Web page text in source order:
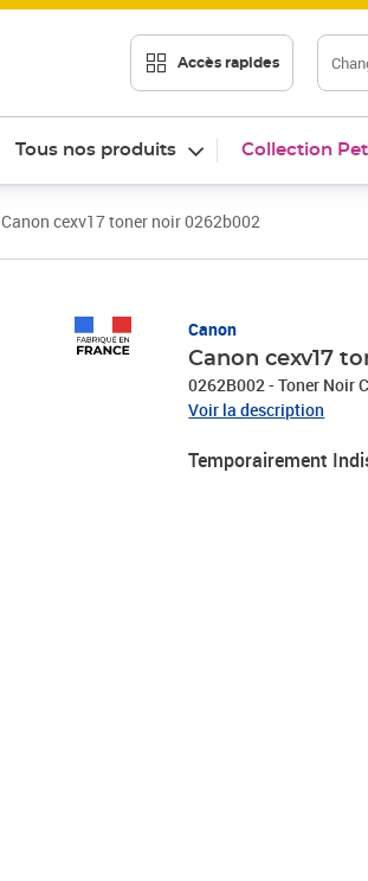
Accès rapides
Tous nos produits Collection
Canon cexv17 toner noir 0262b002
Canon
Canon cexv17
0262B002 - Toner Noir
Voir la description
Temporairement